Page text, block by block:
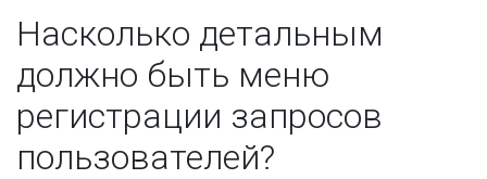
Насколько детальным
должно быть меню
регистрации запросов
пользователей?